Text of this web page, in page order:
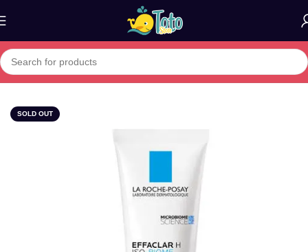
Home»Boutique»R.P EFFACLEAR H ISO-BIOME CREME
SOLD OUT